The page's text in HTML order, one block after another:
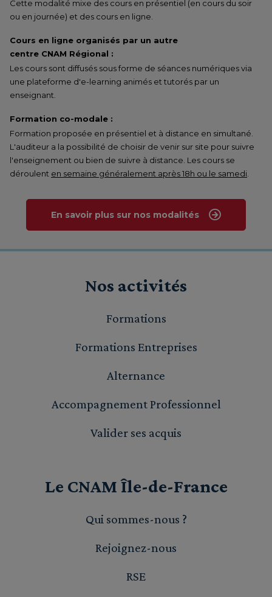
Cette modalité mixe des cours en présentiel (en cours du soir
ou en journée) et des cours en ligne.
Cours en ligne organisés par un autre
centre CNAM Régional :
Les cours sont diffusés sous forme de séances numériques via
une plateforme d'e-learning animés et tutorés par un
enseignant.
Formation co-modale :
Formation proposée en présentiel et à distance en simultané.
L'auditeur a la possibilité de choisir de venir sur site pour suivre
l'enseignement ou bien de suivre à distance. Les cours se
déroulent en semaine généralement après 18h ou le samedi
En savoir plus sur nos modalités
Nos activités
Formations
Formations Entreprises
Alternance
Accompagnement Professionnel
Valider ses acquis
Le CNAM Île-de-France
Qui sommes-nous ?
Rejoignez-nous
RSE